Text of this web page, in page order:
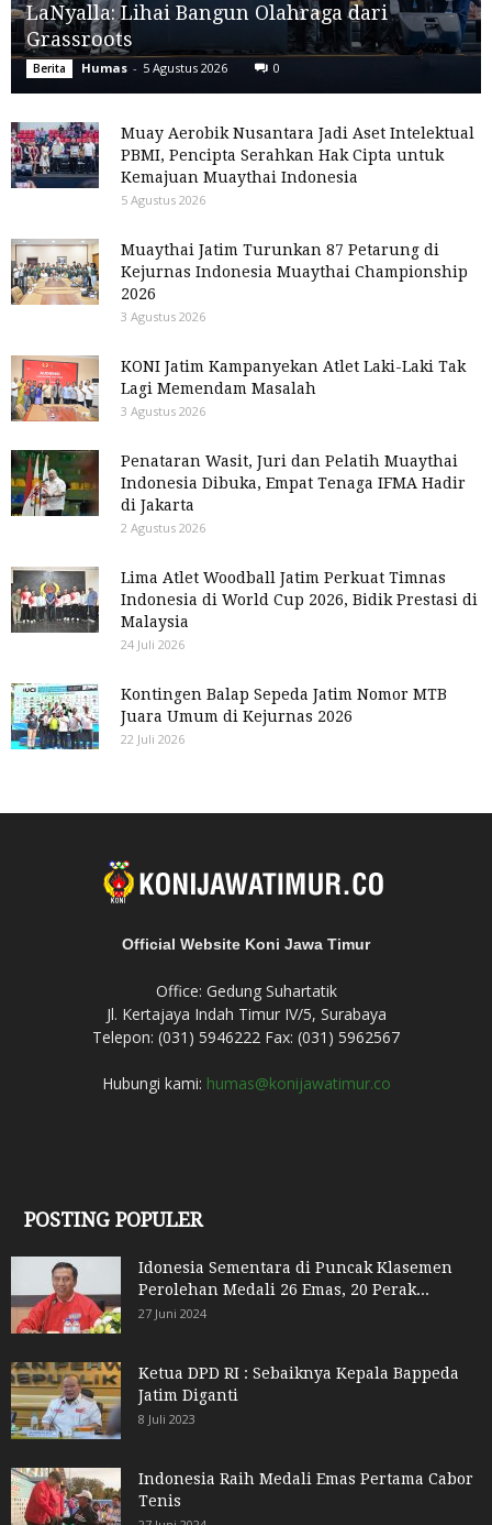
LaNyalla: Lihai Bangun Olahraga dari
Grassroots
Berita Humas - 5 Agustus 2026 0
Muay Aerobik Nusantara Jadi Aset Intelektual
PBMI, Pencipta Serahkan Hak Cipta untuk
Kemajuan Muaythai Indonesia
5 Agustus 2026
Muaythai Jatim Turunkan 87 Petarung di
Kejurnas Indonesia Muaythai Championship
2026
3 Agustus 2026
KONI Jatim Kampanyekan Atlet Laki-Laki Tak
Lagi Memendam Masalah
3 Agustus 2026
Penataran Wasit, Juri dan Pelatih Muaythai
Indonesia Dibuka, Empat Tenaga IFMA Hadir
di Jakarta
2 Agustus 2026
Lima Atlet Woodball Jatim Perkuat Timnas
Indonesia di World Cup 2026, Bidik Prestasi di
Malaysia
24 Juli 2026
Kontingen Balap Sepeda Jatim Nomor MTB
Juara Umum di Kejurnas 2026
22 Juli 2026
Official Website Koni Jawa Timur
Office: Gedung Suhartatik
Jl. Kertajaya Indah Timur IV/5, Surabaya
Telepon: (031) 5946222 Fax: (031) 5962567
Hubungi kami: humas@konijawatimur.co
POSTING POPULER
Idonesia Sementara di Puncak Klasemen
Perolehan Medali 26 Emas, 20 Perak...
27 Juni 2024
Ketua DPD RI : Sebaiknya Kepala Bappeda
Jatim Diganti
8 Juli 2023
Indonesia Raih Medali Emas Pertama Cabor
Tenis